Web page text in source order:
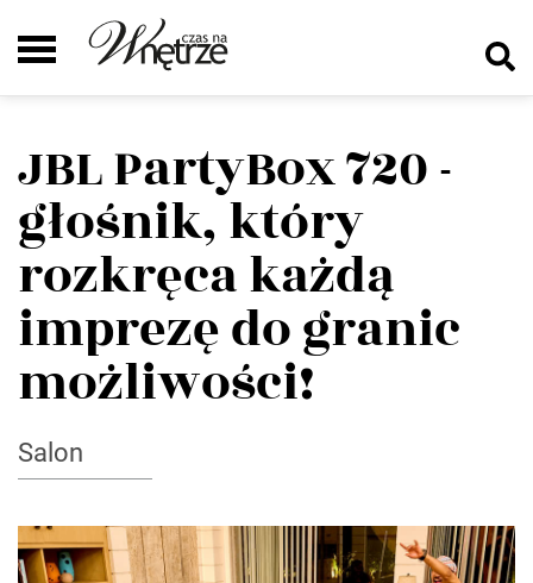
JBL PartyBox 720 -
głośnik, który
rozkręca każdą
imprezę do granic
możliwości!
Salon